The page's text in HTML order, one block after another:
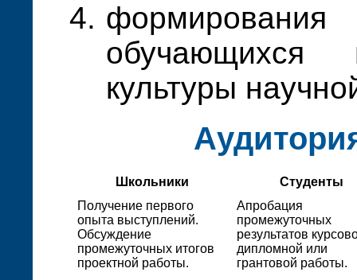
культуры
Школьники
Студенты
Получение первого
опыта выступлений.
Обсуждение
промежуточных итогов
проектной работы.
Апробация
промежуточных
результатов
дипломной или
грантовой работы.